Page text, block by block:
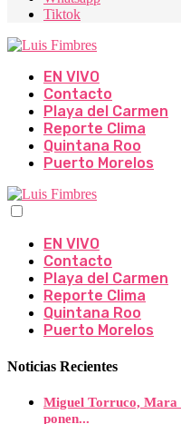
Tiktok
EN VIVO
Contacto
Playa del Carmen
Reporte Clima
Quintana Roo
Puerto Morelos
EN VIVO
Contacto
Playa del Carmen
Reporte Clima
Quintana Roo
Puerto Morelos
Noticias Recientes
Miguel Torruco, Mara
ponen...